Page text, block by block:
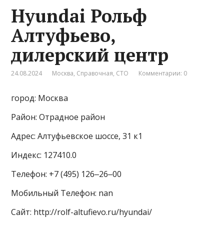
Hyundai Рольф
Алтуфьево,
дилерский центр
24.08.2024 Москва, Справочная, СТО Комментарии: 0
город: Москва
Район: Отрадное район
Адрес: Алтуфьевское шоссе, 31 к1
Индекс: 127410.0
Телефон: +7 (495) 126‒26‒00
Мобильный Телефон: nan
Сайт: http://rolf-altufievo.ru/hyundai/